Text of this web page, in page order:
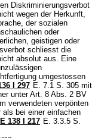
Diskriminierungsverbot
wegen der Herkunft,
der sozialen
oder
geistigen oder
schliesst die
absolut aus. Eine
umgestossen
I 297 E. 7.1 S. 305 mit
unterArt. 8 Abs. 2 BV
verwendeten verpönten
als bei einer einfachen
138 I 217 E. 3.3.5 S.